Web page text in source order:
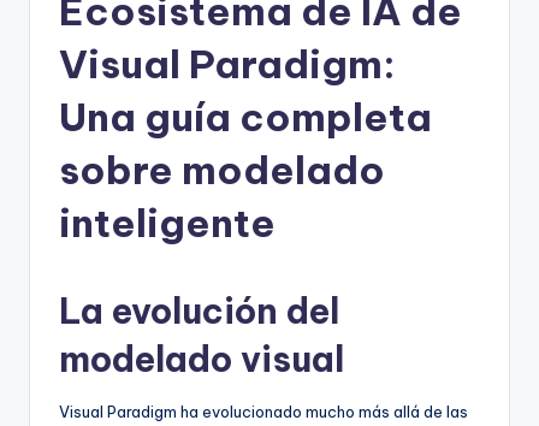
ni
Ecosistema de IA de
Visual Paradigm:
Una guía completa
sobre modelado
inteligente
La evolución del
modelado visual
Visual Paradigm ha evolucionado mucho más allá de las